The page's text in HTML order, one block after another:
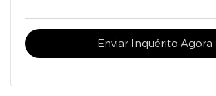
Enviar Inquérito Agora